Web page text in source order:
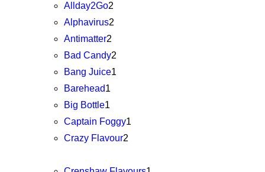
Allday2Go2
Alphavirus2
Antimatter2
Bad Candy2
Bang Juice1
Barehead1
Big Bottle1
Captain Foggy1
Crazy Flavour2